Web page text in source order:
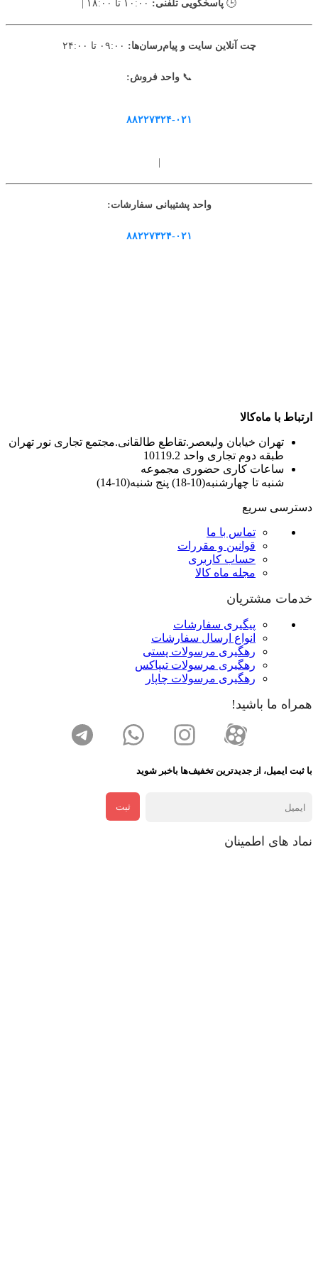
🕒 پاسخگویی تلفنی:
چت آنلاین سایت و پیام‌رسان‌ها:
📞واحد فروش:
۸۸۲۲۷۳۲۴-۰۲۱
واحد پشتیبانی سفارشات:
۸۸۲۲۷۳۲۴-۰۲۱
ارتباط با ماه‌کالا
تهران خیابان ولیعصر.تقاطع طالقانی.مجتمع تجاری نور تهران
طبقه دوم تجاری واحد 10119.2
ساعات کاری حضوری مجموعه
شنبه تا چهارشنبه(10-18) پنج شنبه(10-14)
دسترسی سریع
تماس با ما
قوانین و مقررات
حساب کاربری
مجله ماه کالا
خدمات مشتریان
پیگیری سفارشات
انواع ارسال سفارشات
رهگیری مرسولات پستی
رهگیری مرسولات تیپاکس
رهگیری مرسولات چاپار
همراه ما باشید!
با ثبت ایمیل، از جدید‌ترین تخفیف‌ها با‌خبر شوید
ثبت
نماد های اطمینان